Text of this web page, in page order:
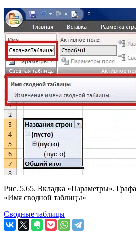
Рис. 5.65. Вкладка «Параметры». Графа
«Имя сводной таблицы»
Сводные таблицы